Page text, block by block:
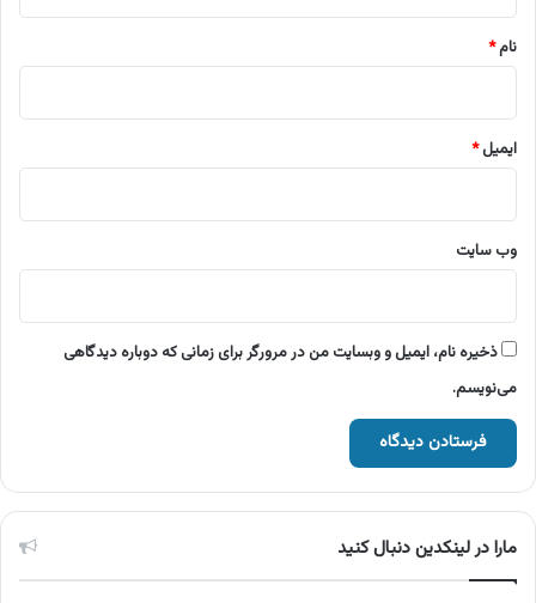
نام*
ایمیل*
وب‌ سایت
ذخیره نام، ایمیل و وبسایت من در مرورگر برای زمانی که دوباره دیدگاهی
می‌نویسم.
مارا در لینکدین دنبال کنید